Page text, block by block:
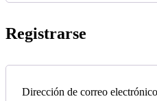
Registrarse
Dirección de correo electrónico